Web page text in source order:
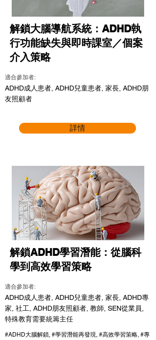
解鎖大腦導航系統：ADHD執
行功能缺失與即時課室／個案
介入策略
適合參加者:
ADHD成人患者, ADHD兒童患者, 家長, ADHD朋
友照顧者
詳情
解鎖ADHD學習潛能：從腦科
學到高效學習策略
適合參加者:
ADHD成人患者, ADHD兒童患者, 家長, ADHD專
家, 社工, ADHD朋友照顧者, 教師, SEN從業員,
特殊教育需要統籌主任
#ADHD大腦解鎖, #學習潛能再發現, #高效學習策略, #專